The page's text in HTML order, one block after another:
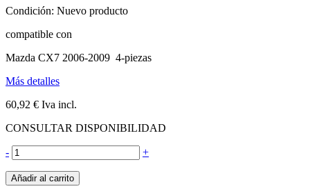
Condición: Nuevo producto
compatible con
Mazda CX7 2006-2009 4-piezas
Más detalles
60,92 € Iva incl.
CONSULTAR DISPONIBILIDAD
- +
Añadir al carrito